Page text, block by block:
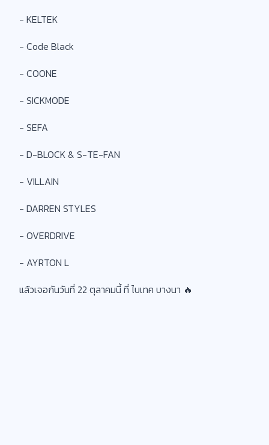
- KELTEK
- Code Black
- COONE
- SICKMODE
- SEFA
- D-BLOCK & S-TE-FAN
- VILLAIN
- DARREN STYLES
- OVERDRIVE
- AYRTON L
แล้วเจอกันวันที่ 22 ตุลาคมนี้ ที่ ไบเทค บางนา 🔥